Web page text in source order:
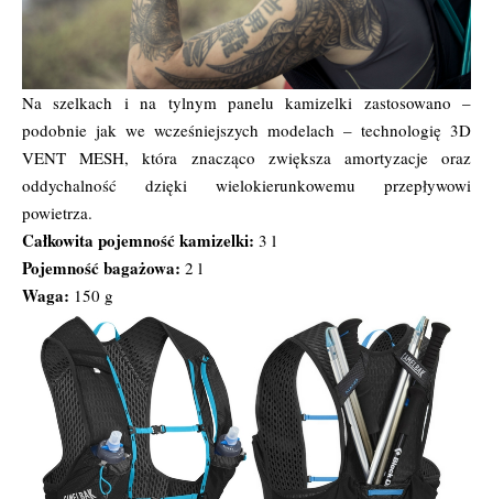
Na szelkach i na tylnym panelu kamizelki zastosowano –
podobnie jak we wcześniejszych modelach – technologię 3D
VENT MESH, która znacząco zwiększa amortyzacje oraz
oddychalność dzięki wielokierunkowemu przepływowi
powietrza.
Całkowita pojemność kamizelki: 3 l
Pojemność bagażowa: 2 l
Waga: 150 g